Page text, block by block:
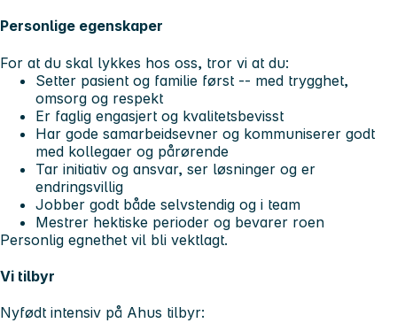
Personlige egenskaper
For at du skal lykkes hos oss, tror vi at du:
Setter pasient og familie først -- med trygghet,
omsorg og respekt
Er faglig engasjert og kvalitetsbevisst
Har gode samarbeidsevner og kommuniserer godt
med kollegaer og pårørende
Tar initiativ og ansvar, ser løsninger og er
endringsvillig
Jobber godt både selvstendig og i team
Mestrer hektiske perioder og bevarer roen
Personlig egnethet vil bli vektlagt.
Vi tilbyr
Nyfødt intensiv på Ahus tilbyr: